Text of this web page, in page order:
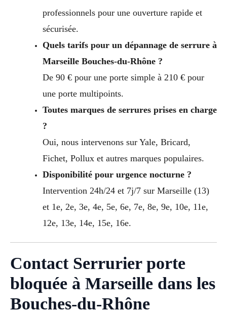
professionnels pour une ouverture rapide et
sécurisée.
Quels tarifs pour un dépannage de serrure à
Marseille Bouches-du-Rhône ?
De 90 € pour une porte simple à 210 € pour
une porte multipoints.
Toutes marques de serrures prises en charge
?
Oui, nous intervenons sur Yale, Bricard,
Fichet, Pollux et autres marques populaires.
Disponibilité pour urgence nocturne ?
Intervention 24h/24 et 7j/7 sur Marseille (13)
et 1e, 2e, 3e, 4e, 5e, 6e, 7e, 8e, 9e, 10e, 11e,
12e, 13e, 14e, 15e, 16e.
Contact Serrurier porte
bloquée à Marseille dans les
Bouches-du-Rhône